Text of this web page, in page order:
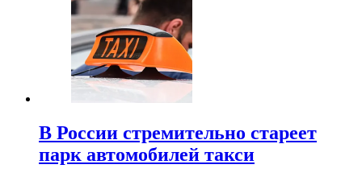
В России стремительно стареет
парк автомобилей такси